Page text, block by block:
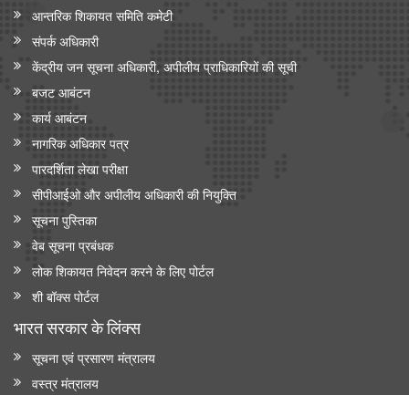
आन्‍तरिक शिकायत समिति कमेटी
संपर्क अधिकारी
केंद्रीय जन सूचना अधिकारी, अपीलीय प्राधिकारियों की सूची
बजट आबंटन
कार्य आबंटन
नागरिक अधिकार पत्र
पारदर्शिता लेखा परीक्षा
सीपीआईओ और अपी‍लीय अधिकारी की नियुक्ति
सूचना पुस्तिका
वेब सूचना प्रबंधक
लोक शिकायत निवेदन करने के लिए पोर्टल
शी बॉक्स पोर्टल
भारत सरकार के लिंक्‍स
सूचना एवं प्रसारण मंत्रालय
वस्त्र मंत्रालय